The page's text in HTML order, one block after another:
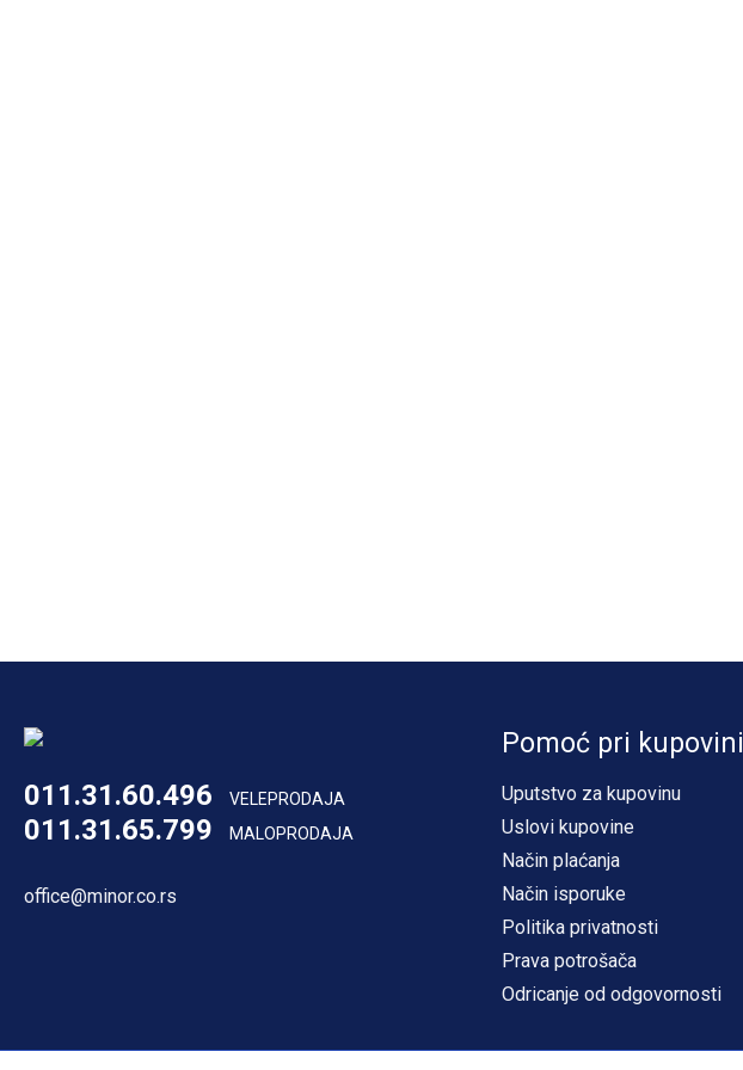
011.31.60.496 VELEPRODAJA
011.31.65.799 MALOPRODAJA
office@minor.co.rs
Pomoć pri kupovini
Uputstvo za kupovinu
Uslovi kupovine
Način plaćanja
Način isporuke
Politika privatnosti
Prava potrošača
Odricanje od odgovornosti